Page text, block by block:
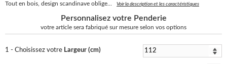
Tout en bois, design scandinave oblige...
Voir la description et les caractéristiques
Personnalisez votre Penderie
votre article sera fabriqué sur mesure selon vos options
1 - Choisissez votre Largeur (cm)